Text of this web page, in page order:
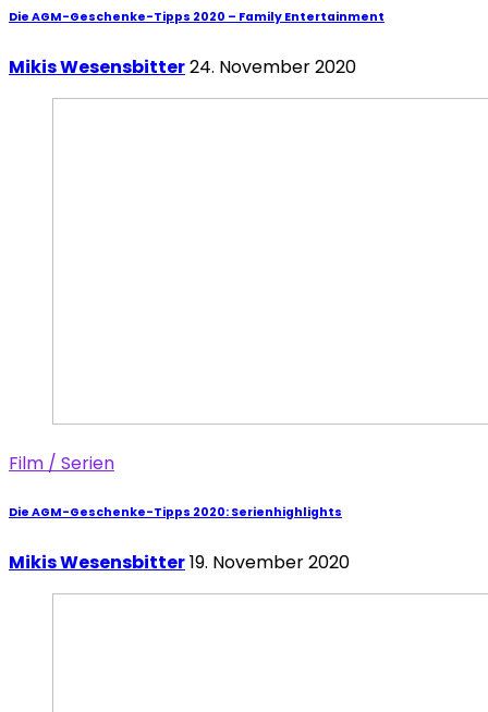
Die AGM-Geschenke-Tipps 2020 – Family Entertainment
Mikis Wesensbitter24. November 2020
Film / Serien
Die AGM-Geschenke-Tipps 2020: Serienhighlights
Mikis Wesensbitter19. November 2020